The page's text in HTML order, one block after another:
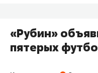
«Рубин»
пятерых